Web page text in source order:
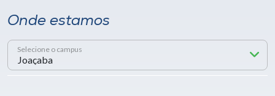
Onde estamos
Selecione o campus